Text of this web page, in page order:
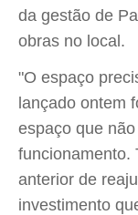
da gestão de
obras no local.
"O espaço
lançado ontem
espaço que
funcionamento.
anterior de
investimento